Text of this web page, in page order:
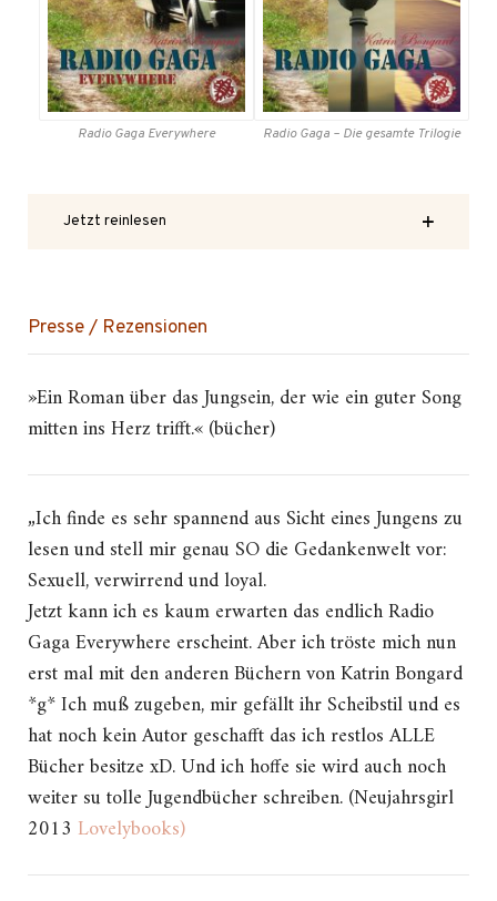
Radio Gaga Everywhere Radio Gaga – Die gesamte Trilogie
Jetzt reinlesen
Presse / Rezensionen
»Ein Roman über das Jungsein, der wie ein guter Song
mitten ins Herz trifft.« (bücher)
„Ich finde es sehr spannend aus Sicht eines Jungens zu
lesen und stell mir genau SO die Gedankenwelt vor:
Sexuell, verwirrend und loyal.
Jetzt kann ich es kaum erwarten das endlich Radio
Gaga Everywhere erscheint. Aber ich tröste mich nun
erst mal mit den anderen Büchern von Katrin Bongard
*g* Ich muß zugeben, mir gefällt ihr Scheibstil und es
hat noch kein Autor geschafft das ich restlos ALLE
Bücher besitze xD. Und ich hoffe sie wird auch noch
weiter su tolle Jugendbücher schreiben. (Neujahrsgirl
2013 Lovelybooks)